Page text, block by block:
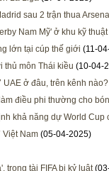
sau 2 trận thua Arsenal
Nam Mỹ' ở khu kỹ thuật
lớn tại cúp thế giới (11-
thủ môn Thái kiều (10-04-
UAE ở đâu, trên kênh nào?
điều phi thường cho
khả năng dự World Cup
Việt Nam (05-04-2025)
trọng tài FIFA bị kỷ luật